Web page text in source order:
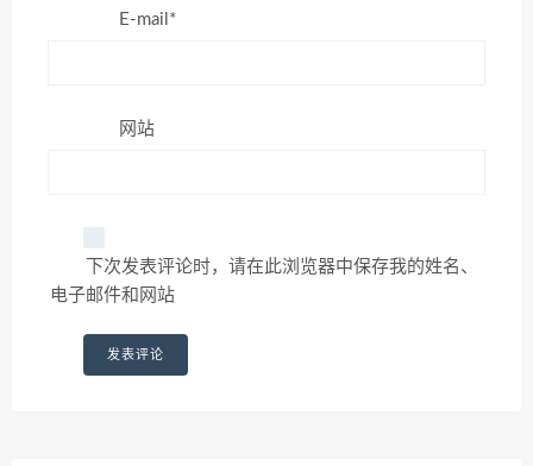
E-mail*
网站
下次发表评论时，请在此浏览器中保存我的姓名、
电子邮件和网站